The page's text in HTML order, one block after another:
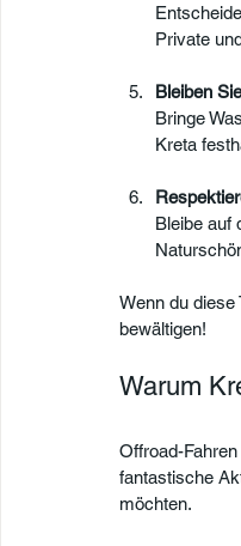
Private
Bleiben
Bringe
Kreta
Bleibe auf
Wenn du
bewältigen!
Warum
Offroad-
fantastische
möchten.